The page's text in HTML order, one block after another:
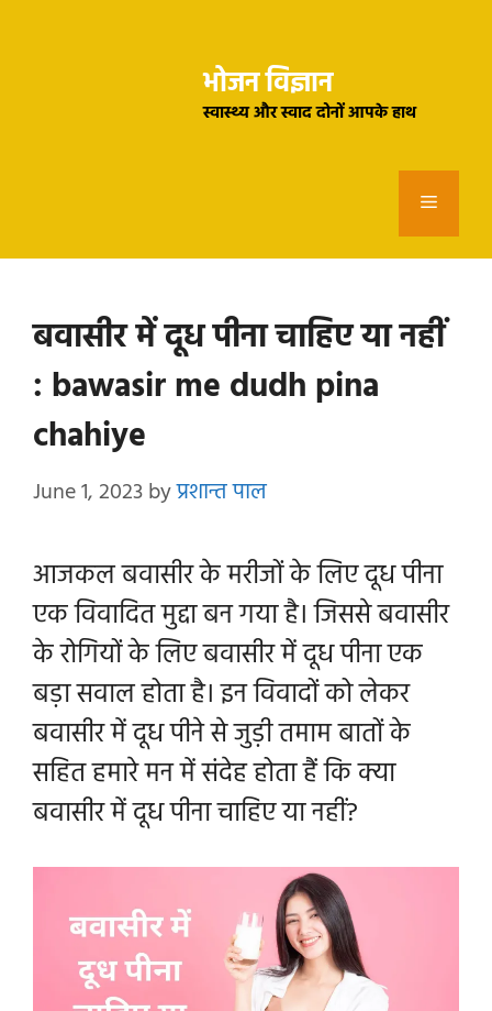
भोजन विज्ञान
स्वास्थ्य और स्वाद दोनों आपके हाथ
Menu
बवासीर में दूध पीना चाहिए या नहीं
: bawasir me dudh pina
chahiye
June 1, 2023byप्रशान्त पाल
आजकल बवासीर के मरीजों के लिए दूध पीना
एक विवादित मुद्दा बन गया है। जिससे बवासीर
के रोगियों के लिए बवासीर में दूध पीना एक
बड़ा सवाल होता है। इन विवादों को लेकर
बवासीर में दूध पीने से जुड़ी तमाम बातों के
सहित हमारे मन में संदेह होता हैं कि क्या
बवासीर में दूध पीना चाहिए या नहीं?